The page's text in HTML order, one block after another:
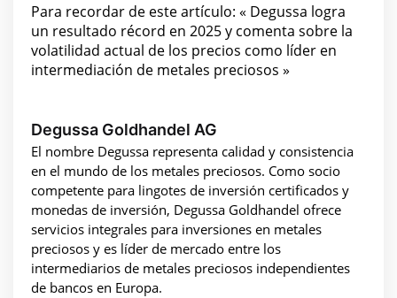
Para recordar de este artículo: « Degussa logra
un resultado récord en 2025 y comenta sobre la
volatilidad actual de los precios como líder en
intermediación de metales preciosos »
Degussa Goldhandel AG
El nombre Degussa representa calidad y consistencia
en el mundo de los metales preciosos. Como socio
competente para lingotes de inversión certificados y
monedas de inversión, Degussa Goldhandel ofrece
servicios integrales para inversiones en metales
preciosos y es líder de mercado entre los
intermediarios de metales preciosos independientes
de bancos en Europa.